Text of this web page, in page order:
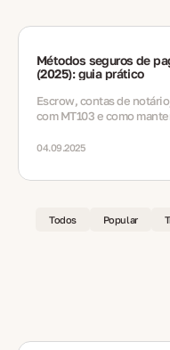
Métodos seguros de
(2025): guia prático
Escrow, contas de
com MT103 e como
04.09.2025
Todos Popular